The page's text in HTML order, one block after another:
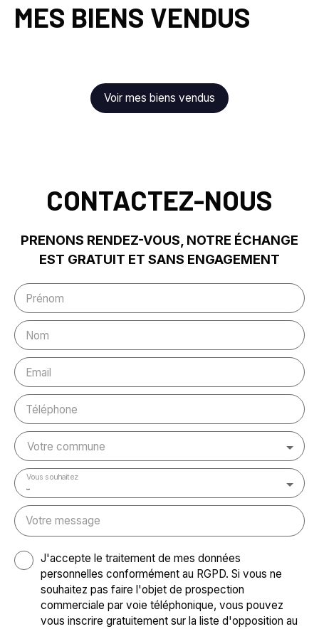
MES BIENS VENDUS
Voir mes biens vendus
CONTACTEZ-NOUS
PRENONS RENDEZ-VOUS, NOTRE ÉCHANGE
EST GRATUIT ET SANS ENGAGEMENT
Prénom
Nom
Email
Téléphone
Votre commune
-
Vous souhaitez
Votre message
J'accepte le traitement de mes données
personnelles conformément au RGPD. Si vous ne
souhaitez pas faire l'objet de prospection
commerciale par voie téléphonique, vous pouvez
vous inscrire gratuitement sur la liste d'opposition au